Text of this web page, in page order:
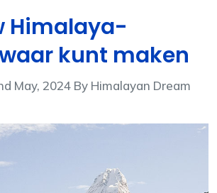
Himalaya-
kunt maken
May, 2024 By Himalayan Dream